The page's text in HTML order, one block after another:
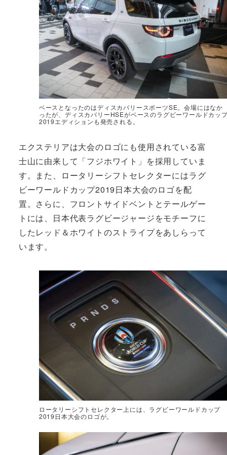
ベースとなったのはディスカバリースポーツSE。会場にはなか
ったが、ディスカバリーHSEがベースのラグビーワールドカッ
2019エディションも発売される。
エクステリアは大会のロゴにも使用されている富
士山に由来して「フジホワイト」を採用していま
す。また、ロータリーシフトセレクターにはラグ
ビーワールドカップ2019日本大会のロゴを配
置。さらに、フロントサイドベントとテールゲー
トには、日本代表ラグビージャージをモチーフに
したレッド＆ホワイトのストライプをあしらって
います。
ロータリーシフトセレクター上には、ラグビーワールドカップ
2019日本大会のロゴが。